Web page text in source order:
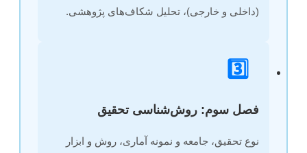
(داخلی و خارجی)، تحلیل شکاف‌های پژوهشی.
3️⃣
فصل سوم: روش‌شناسی تحقیق
نوع تحقیق، جامعه و نمونه آماری، روش و ابزار